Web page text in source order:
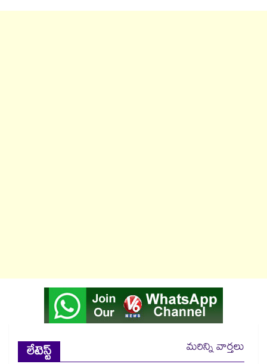
లేటెస్ట్
మరిన్ని వార్తలు